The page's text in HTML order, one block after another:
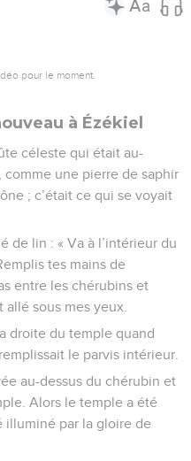
pour le moment.
à Ézékiel
céleste qui était au-
comme une pierre de saphir
; c’était ce qui se voyait
de lin : « Va à l’intérieur du
tes mains de
entre les chérubins et
allé sous mes yeux.
droite du temple quand
le parvis intérieur.
au-dessus du chérubin et
Alors le temple a été
illuminé par la gloire de